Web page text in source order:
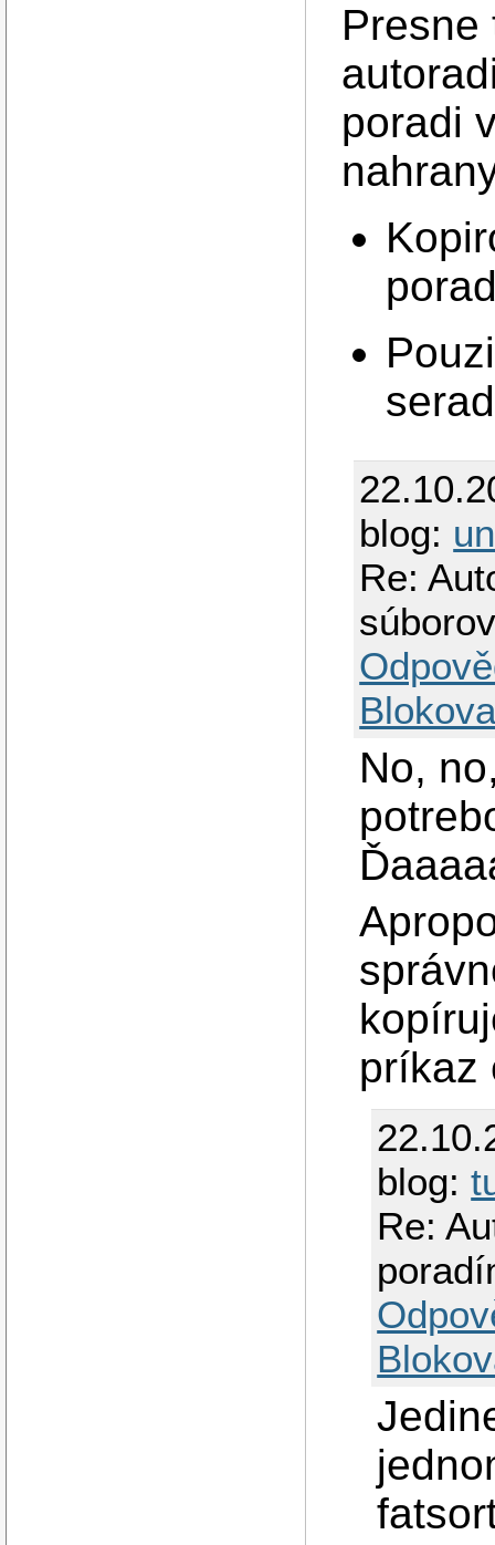
Presne
poradi
blog:
Re:
No,
príkaz
blog:
Re: